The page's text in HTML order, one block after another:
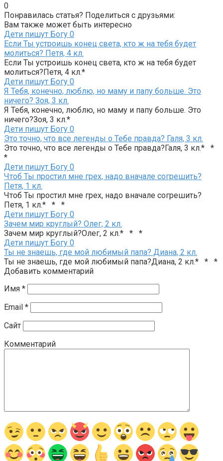
0
Понравилась статья? Поделиться с друзьями:
Вам также может быть интересно
Дети пишут Богу 0
Если Ты устроишь конец света, кто ж на тебя будет
молиться? Петя, 4 кл.
Если Ты устроишь конец света, кто ж на тебя будет
молиться?Петя, 4 кл.*
Дети пишут Богу 0
Я Тебя, конечно, люблю, но маму и папу больше. Это
ничего? Зоя, 3 кл.
Я Тебя, конечно, люблю, но маму и папу больше. Это
ничего?Зоя, 3 кл.*
Дети пишут Богу 0
Это точно, что все легенды о Тебе правда? Галя, 3 кл.
Это точно, что все легенды о Тебе правда?Галя, 3 кл.* *
*
Дети пишут Богу 0
Чтоб Ты простил мне грех, надо вначале согрешить?
Петя, 1 кл.
Чтоб Ты простил мне грех, надо вначале согрешить?
Петя, 1 кл.* * *
Дети пишут Богу 0
Зачем мир круглый? Олег, 2 кл.
Зачем мир круглый?Олег, 2 кл.* * *
Дети пишут Богу 0
Ты не знаешь, где мой любимый папа? Диана, 2 кл.
Ты не знаешь, где мой любимый папа?Диана, 2 кл.* * *
Добавить комментарий
Имя *
Email *
Сайт
Комментарий